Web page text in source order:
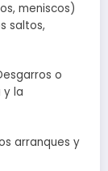
meniscos)
saltos,
o
y la
arranques y